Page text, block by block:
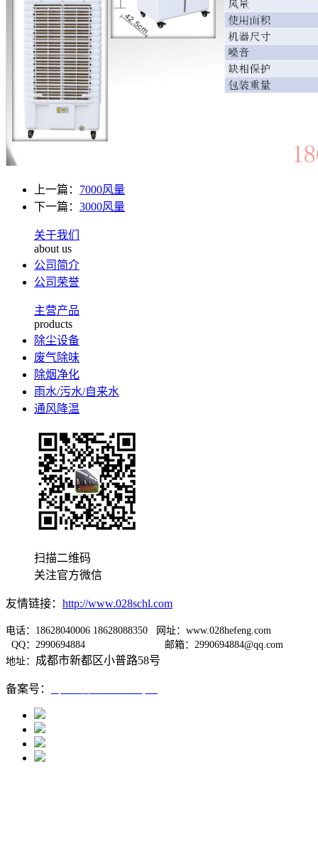
上一篇： 7000风量
下一篇： 3000风量
关于我们
about us
公司简介
公司荣誉
主营产品
products
除尘设备
废气除味
除烟净化
雨水/污水/自来水
通风降温
扫描二维码
关注官方微信
友情链接： http://www.028schl.com
电话：18628040006 18628088350 网址：www.028hefeng.com
QQ：2990694884
邮箱：2990694884@qq.com
地址： 成都市新都区小普路58号
备案号：